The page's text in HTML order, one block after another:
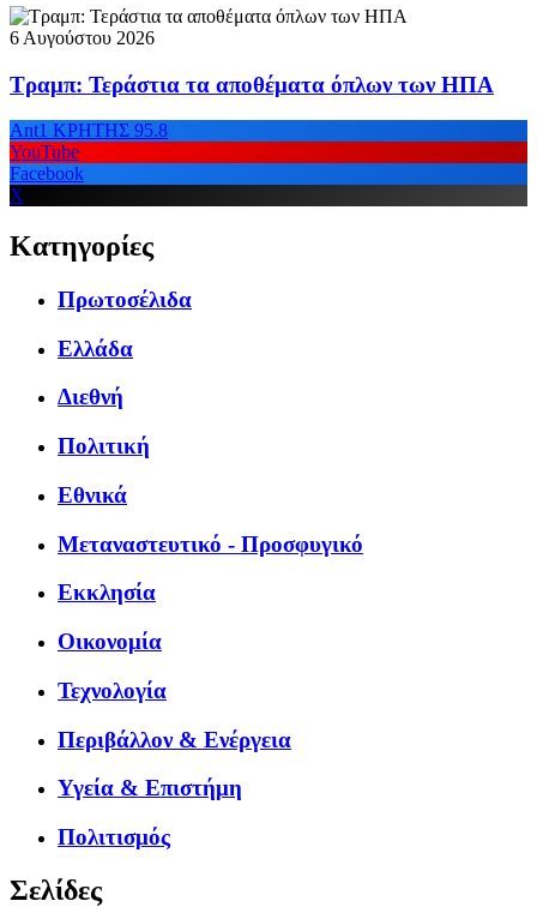
6 Αυγούστου 2026
Τραμπ: Τεράστια τα αποθέματα όπλων των ΗΠΑ
Ant1 ΚΡΗΤΗΣ 95.8
YouTube
Facebook
X
Κατηγορίες
Πρωτοσέλιδα
Ελλάδα
Διεθνή
Πολιτική
Εθνικά
Μεταναστευτικό - Προσφυγικό
Εκκλησία
Οικονομία
Τεχνολογία
Περιβάλλον & Ενέργεια
Υγεία & Επιστήμη
Πολιτισμός
Σελίδες